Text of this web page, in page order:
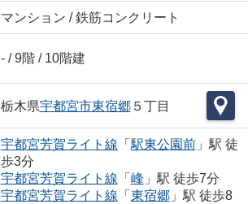
マンション / 鉄筋コンクリート
- / 9階 / 10階建
栃木県宇都宮市東宿郷５丁目
宇都宮芳賀ライト線 「 駅東公園前」駅 徒
歩3分
宇都宮芳賀ライト線 「 峰 」駅 徒歩7分
宇都宮芳賀ライト線 「 東宿郷」駅 徒歩8